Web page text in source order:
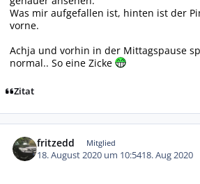
Was mir aufgefallen ist, hinten ist der
vorne.
Achja und vorhin in der Mittagspause
normal.. So eine Zicke
Zitat
fritzedd Mitglied
18. August 2020 um 10:5418. Aug 2020